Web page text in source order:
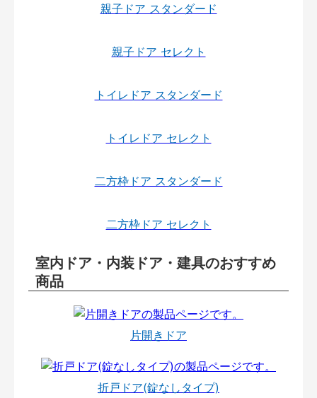
親子ドア スタンダード
親子ドア セレクト
トイレドア スタンダード
トイレドア セレクト
二方枠ドア スタンダード
二方枠ドア セレクト
室内ドア・内装ドア・建具のおすすめ
商品
片開きドア
折戸ドア(錠なしタイプ)